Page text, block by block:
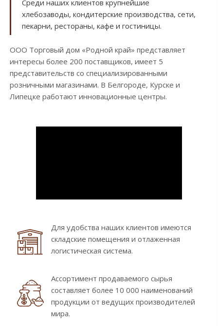
Среди наших клиентов крупнейшие
хлебозаводы, кондитерские производства, сети,
пекарни, рестораны, кафе и гостиницы.
ООО Торговый дом «Родной край» представляет
интересы более 200 поставщиков, имеет 5
представительств со специализированными
розничными магазинами. В Белгороде, Курске и
Липецке работают инновационные центры.
Для удобства наших клиентов имеются
складские помещения и отлаженная
логистическая система.
Ассортимент продаваемого сырья
составляет более 10 000 наименований
продукции от ведущих производителей
мира.